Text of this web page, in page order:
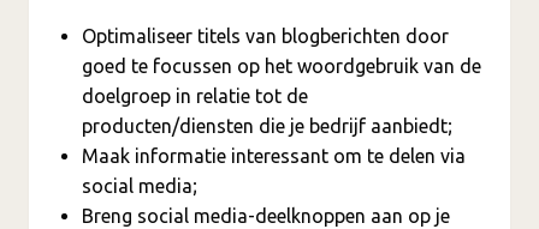
Optimaliseer titels van blogberichten door
goed te focussen op het woordgebruik van de
doelgroep in relatie tot de
producten/diensten die je bedrijf aanbiedt;
Maak informatie interessant om te delen via
social media;
Breng social media-deelknoppen aan op je